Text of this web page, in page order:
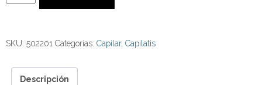
420
cantidad
SKU: 502201 Categorías: Capilar, Capilatis
Descripción